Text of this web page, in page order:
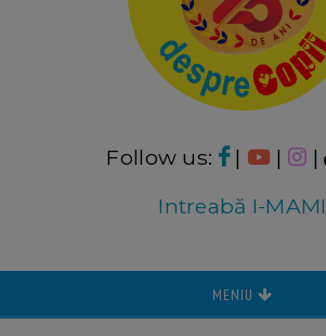
Follow us: | | |
Intreabă I-MAMI
MENIU